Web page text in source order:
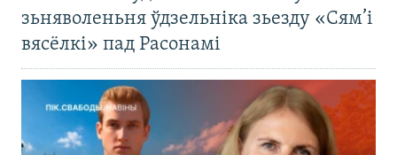
зьняволеньня ўдзельніка зьезду «Сям’і
вясёлкі» пад Расонамі